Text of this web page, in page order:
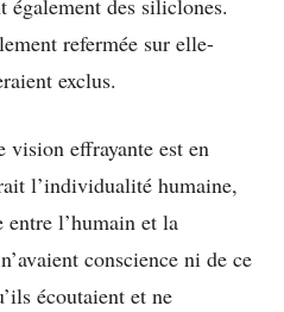
également des siliclones.
refermée sur elle-
exclus.
vision effrayante est en
l’individualité humaine,
l’humain et la
conscience ni de ce
écoutaient et ne